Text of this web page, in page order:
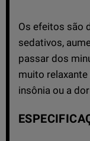
Os efeitos são
sedativos,
passar dos
muito
insônia ou a